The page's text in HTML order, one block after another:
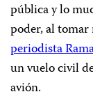
pública y lo
poder, al
periodista
un vuelo civil
avión.